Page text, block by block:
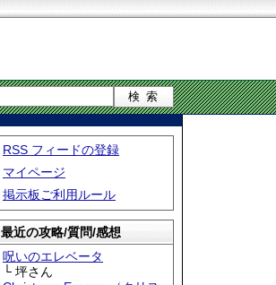
RSS フィードの登録
マイページ
掲示板ご利用ルール
最近の攻略/質問/感想
呪いのエレベータ
└ 坪さん